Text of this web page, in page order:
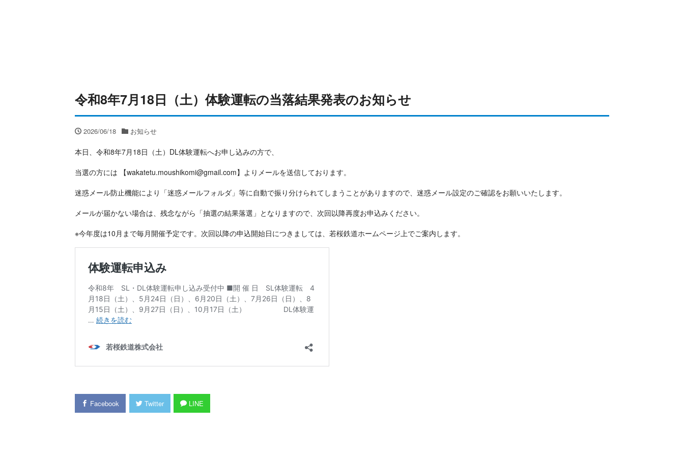
令和8年7月18日（土）体験運転の当落結果発表のお知らせ
2026/06/18 お知らせ
本日、令和8年7月18日（土）DL体験運転へお申し込みの方で、
当選の方には 【wakatetu.moushikomi@gmail.com】よりメールを送信しております。
迷惑メール防止機能により「迷惑メールフォルダ」等に自動で振り分けられてしまうことがありますので、迷惑メール設定のご確認をお願いいたします。
メールが届かない場合は、残念ながら「抽選の結果落選」となりますので、次回以降再度お申込みください。
※今年度は10月まで毎月開催予定です。次回以降の申込開始日につきましては、若桜鉄道ホームページ上でご案内します。
Facebook Twitter LINE